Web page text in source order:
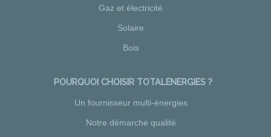
Gaz et électricité
Solaire
Bois
POURQUOI CHOISIR TOTALENERGIES ?
Un fournisseur multi-énergies
Notre démarche qualité